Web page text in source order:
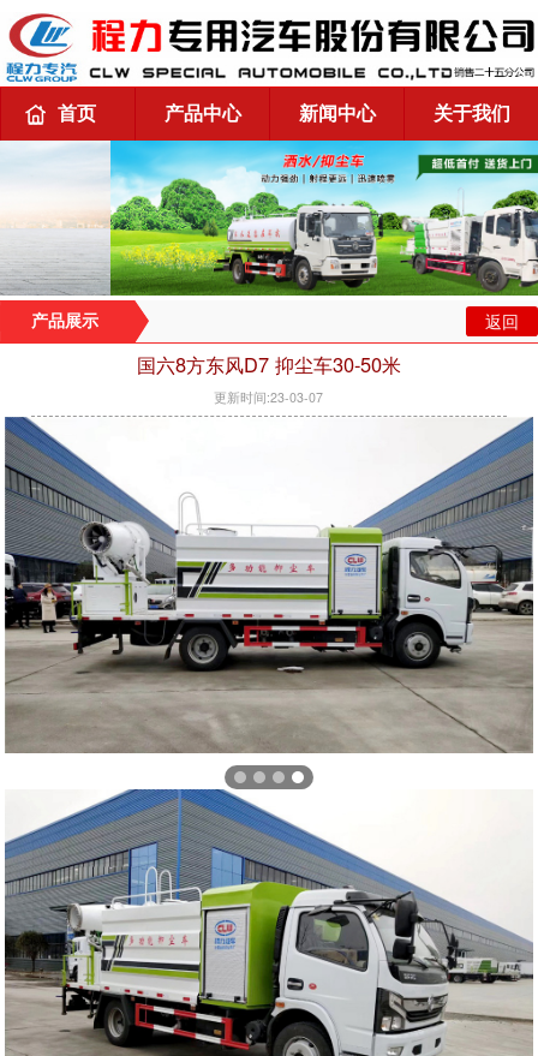
首页 产品中心 新闻中心 关于我们
产品展示 返回
国六8方东风D7 抑尘车30-50米
更新时间:23-03-07